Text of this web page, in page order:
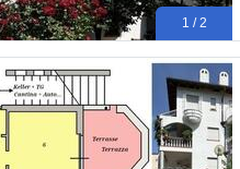
1 / 2